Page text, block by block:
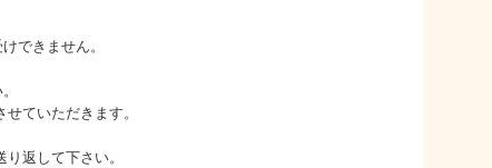
できません。
ていただきます。
返して下さい。